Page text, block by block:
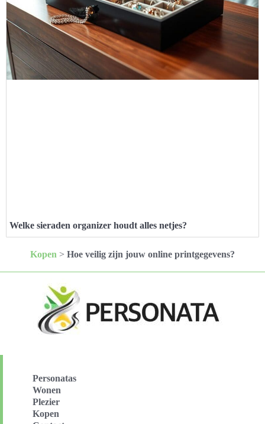
Welke sieraden organizer houdt alles netjes?
Kopen > Hoe veilig zijn jouw online printgegevens?
Personatas
Wonen
Plezier
Kopen